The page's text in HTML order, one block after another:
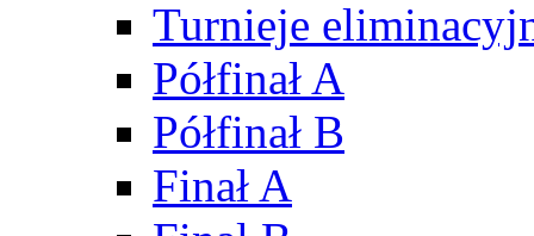
Turnieje
Półfinał A
Półfinał B
Finał A